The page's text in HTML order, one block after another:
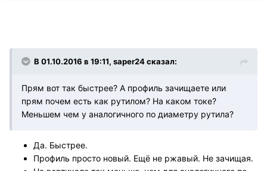
В 01.10.2016 в 19:11, saper24 сказал:
Прям вот так быстрее? А профиль зачищаете или
прям почем есть как рутилом? На каком токе?
Меньшем чем у аналогичного по диаметру рутила?
Да. Быстрее.
Профиль просто новый. Ещё не ржавый. Не зачищая.